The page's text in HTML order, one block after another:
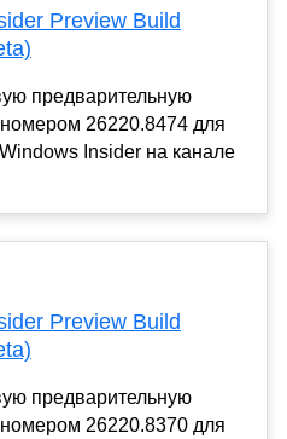
Preview Build
предварительную
26220.8474 для
Insider на канале
Preview Build
предварительную
26220.8370 для